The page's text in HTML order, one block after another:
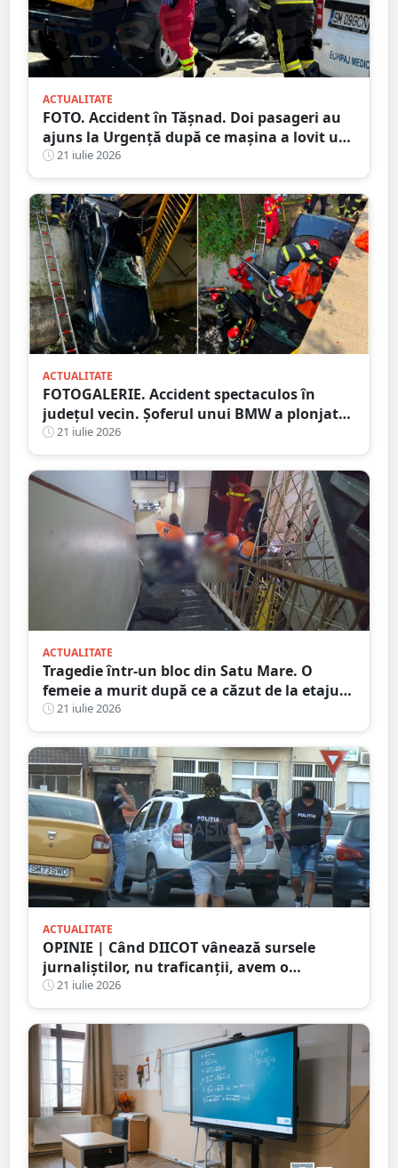
ACTUALITATE
FOTO. Accident în Tășnad. Doi pasageri au
ajuns la Urgență după ce mașina a lovit un
cap de pod
21 iulie 2026
ACTUALITATE
FOTOGALERIE. Accident spectaculos în
județul vecin. Șoferul unui BMW a plonjat
cu mașina în râu
21 iulie 2026
ACTUALITATE
Tragedie într-un bloc din Satu Mare. O
femeie a murit după ce a căzut de la etajul
al patrulea
21 iulie 2026
ACTUALITATE
OPINIE | Când DIICOT vânează sursele
jurnaliștilor, nu traficanții, avem o
problemă de democrație
21 iulie 2026